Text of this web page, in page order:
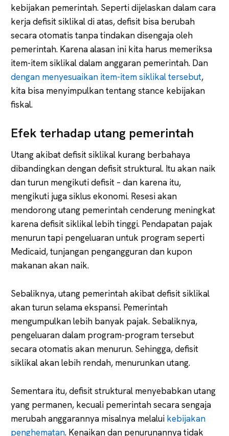
kebijakan pemerintah. Seperti dijelaskan dalam cara
kerja defisit siklikal di atas, defisit bisa berubah
secara otomatis tanpa tindakan disengaja oleh
pemerintah. Karena alasan ini kita harus memeriksa
item-item siklikal dalam anggaran pemerintah. Dan
dengan menyesuaikan item-item siklikal tersebut,
kita bisa menyimpulkan tentang stance kebijakan
fiskal.
Efek terhadap utang pemerintah
Utang akibat defisit siklikal kurang berbahaya
dibandingkan dengan defisit struktural. Itu akan naik
dan turun mengikuti defisit – dan karena itu,
mengikuti juga siklus ekonomi. Resesi akan
mendorong utang pemerintah cenderung meningkat
karena defisit siklikal lebih tinggi. Pendapatan pajak
menurun tapi pengeluaran untuk program seperti
Medicaid, tunjangan pengangguran dan kupon
makanan akan naik.
Sebaliknya, utang pemerintah akibat defisit siklikal
akan turun selama ekspansi. Pemerintah
mengumpulkan lebih banyak pajak. Sebaliknya,
pengeluaran dalam program-program tersebut
secara otomatis akan menurun. Sehingga, defisit
siklikal akan lebih rendah, menurunkan utang.
Sementara itu, defisit struktural menyebabkan utang
yang permanen, kecuali pemerintah secara sengaja
merubah anggarannya misalnya melalui kebijakan
penghematan. Kenaikan dan penurunannya tidak